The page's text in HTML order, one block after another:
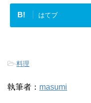
B! はてブ
-料理
執筆者： masumi